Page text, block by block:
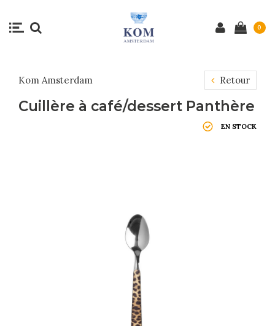
0
Kom Amsterdam Retour
Cuillère à café/dessert Panthère
EN STOCK